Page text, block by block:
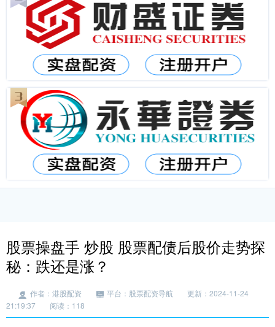
股票操盘手 炒股 股票配债后股价走势探
秘：跌还是涨？
作者：港股配资 平台：股票配资导航
更新：2024-11-24
21:19:37
阅读：118